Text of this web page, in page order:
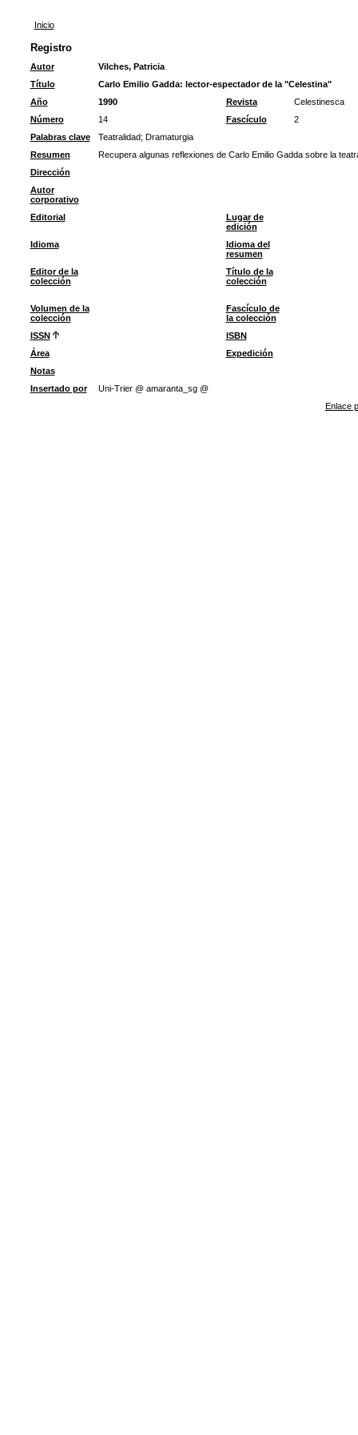
Inicio
Registro
Autor
Vilches, Patricia
Título
Carlo Emilio Gadda: lector-espectador de la "Celestina"
Año
1990 Revista
Celestinesca
Número
14 Fascículo
2
Palabras clave
Teatralidad; Dramaturgia
Resumen
Recupera algunas reflexiones de Carlo Emilio Gadda sobre la
Dirección
Autor
corporativo
Editorial
Lugar de
edición
Idioma
Idioma del
resumen
Editor de la
colección
Título de la
colección
Volumen de la
colección
Fascículo de
la colección
ISSN
ISBN
Área
Expedición
Notas
Insertado por
Uni-Trier @ amaranta_sg @
Enlace